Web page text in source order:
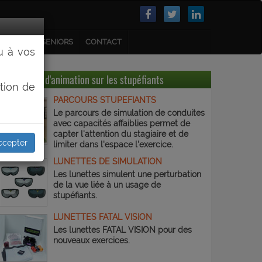
SENIORS CONTACT
Moyens d'animation sur les stupéfiants
PARCOURS STUPEFIANTS
Le parcours de simulation de conduites
avec capacités affaiblies permet de
capter l'attention du stagiaire et de
limiter dans l'espace l'exercice.
LUNETTES DE SIMULATION
Les lunettes simulent une perturbation
de la vue liée à un usage de
stupéfiants.
LUNETTES FATAL VISION
Les lunettes FATAL VISION pour des
nouveaux exercices.
à vos
de